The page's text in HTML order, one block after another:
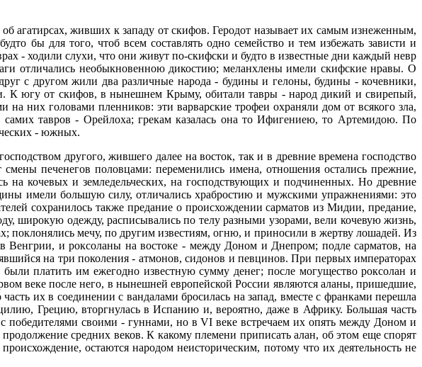
агатирсах, живших к западу от скифов. Геродот называет их самым изнеженным,
бы для того, чтоб всем составлять одно семейство и тем избежать зависти и
- ходили слухи, что они живут по-скифски и будто в известные дни каждый невр
отличались необыкновенною дикостию; меланхлены имели скифские нравы. О
с другом жили два различные народа - будины и гелоны, будины - кочевники,
К югу от скифов, в нынешнем Крыму, обитали тавры - народ дикий и свирепый,
головами пленников: эти варварские трофеи охраняли дом от всякого зла,
тавров - Орейлоха; грекам казалась она то Ифигениею, то Артемидою. По
- южных.
другого, жившего далее на восток, так и в древние времена господство
печенегов половцами: переменились имена, отношения остались прежние,
на кочевых и земледельческих, на господствующих и подчиненных. Но древние
имели большую силу, отличались храбростию и мужскими упражнениями: это
сохранилось также предание о происхождении сарматов из Мидии, предание,
широкую одежду, расписывались по телу разными узорами, вели кочевую жизнь,
поклонялись мечу, по другим известиям, огню, и приносили в жертву лошадей. Из
Венгрии, и роксоланы на востоке - между Доном и Днепром; подле сарматов, на
на три поколения - атмонов, сидонов и певцинов. При первых императорах
платить им ежегодно известную сумму денег; после могущество роксолан и
веке после него, в нынешней европейской России являются аланы, пришедшие,
их в соединении с вандалами бросилась на запад, вместе с франками перешла
Грецию, вторгнулась в Испанию и, вероятно, даже в Африку. Большая часть
победителями своими - гуннами, но в VI веке встречаем их опять между Доном и
средних веков. К какому племени приписать алан, об этом еще спорят
остаются народом неисторическим, потому что их деятельность не